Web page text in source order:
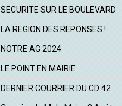
SECURITE SUR LE BOULEVARD
LA REGION DES REPONSES !
NOTRE AG 2024
LE POINT EN MAIRIE
DERNIER COURRIER DU CD 42